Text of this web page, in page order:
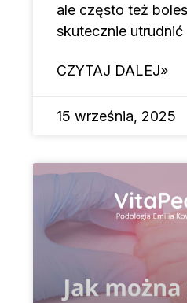
ale często też
skutecznie
CZYTAJ DALEJ»
15 września, 2025